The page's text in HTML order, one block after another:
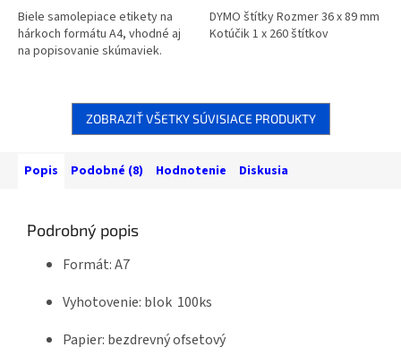
Biele samolepiace etikety na
hárkoch formátu A4, vhodné aj
na popisovanie skúmaviek.
DYMO štítky Rozmer 36 x 89 mm
Kotúčik 1 x 260 štítkov
ZOBRAZIŤ VŠETKY SÚVISIACE PRODUKTY
Popis Podobné (8) Hodnotenie Diskusia
Podrobný popis
Formát: A7
Vyhotovenie: blok 100ks
Papier: bezdrevný ofsetový